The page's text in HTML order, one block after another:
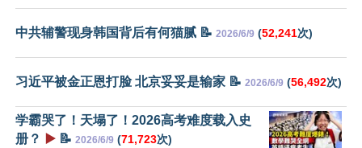
中共辅警现身韩国背后有何猫腻 📝 2026/6/9 (52,241次)
习近平被金正恩打脸 北京妥妥是输家 📝 2026/6/9 (56,492次)
学霸哭了！天塌了！2026高考难度载入史
册？
▶️ 📝 2026/6/9 (71,723次)